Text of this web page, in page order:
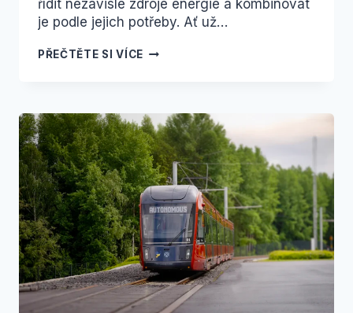
řídit nezávislé zdroje energie a kombinovat
je podle jejich potřeby. Ať už…
PŘEČTĚTE SI VÍCECOMAP
CHYTŘE
A UDRŽITELNĚ